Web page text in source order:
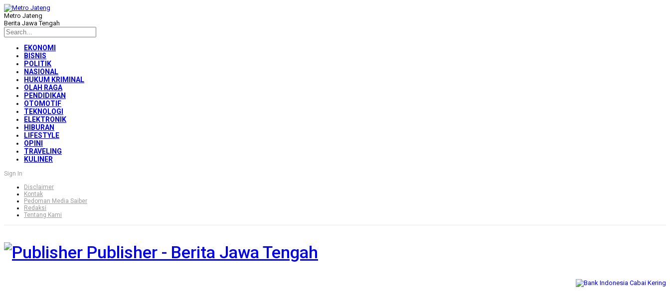
Metro Jateng
Berita Jawa Tengah
EKONOMI
BISNIS
POLITIK
NASIONAL
HUKUM KRIMINAL
OLAH RAGA
PENDIDIKAN
OTOMOTIF
TEKNOLOGI
ELEKTRONIK
HIBURAN
LIFESTYLE
OPINI
TRAVELING
KULINER
Sign In
Disclaimer
Kontak
Pedoman Media Saiber
Redaksi
Tentang Kami
Publisher - Berita Jawa Tengah